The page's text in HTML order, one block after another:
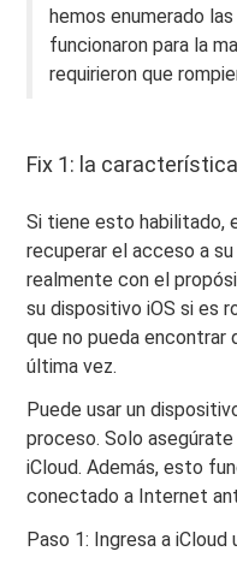
hemos enumerado
funcionaron para la
requirieron que
Fix 1: la
Si tiene esto habilitado,
recuperar el acceso a
realmente con el
su dispositivo iOS si es
que no pueda encontrar
última vez.
Puede usar un
proceso. Solo
iCloud. Además, esto
conectado a Internet
Paso 1: Ingresa a